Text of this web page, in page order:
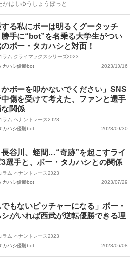
かはしゆうしょうぼっと
する私にボーは明るくグータッチ
手に“bot”を名乗る大学生がつい
ボー・タカハシと対面！
ラム クライマックスシリーズ2023
カハシ優勝bot
2023/10/16
かボーを叩かないでください」SNS
傷を受けて考えた、ファンと選手
関係
ラム ペナントレース2023
カハシ優勝bot
2023/09/30
谷川、蛭間…“奇跡”を起こすライ
3選手と、ボー・タカハシとの関係
ラム ペナントレース2023
カハシ優勝bot
2023/07/29
でもないピッチャーになる」ボー・
シがいれば西武が逆転優勝できる理
ラム ペナントレース2023
カハシ優勝bot
2023/06/08